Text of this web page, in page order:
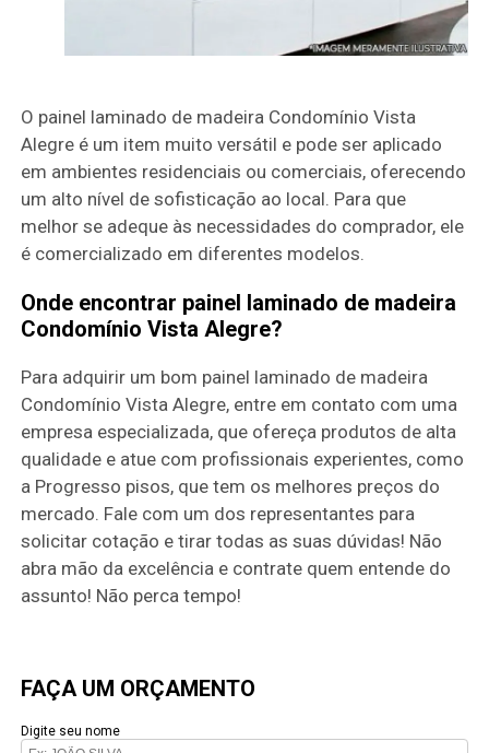
O painel laminado de madeira Condomínio Vista
Alegre é um item muito versátil e pode ser aplicado
em ambientes residenciais ou comerciais, oferecendo
um alto nível de sofisticação ao local. Para que
melhor se adeque às necessidades do comprador, ele
é comercializado em diferentes modelos.
Onde encontrar painel laminado de madeira
Condomínio Vista Alegre?
Para adquirir um bom painel laminado de madeira
Condomínio Vista Alegre, entre em contato com uma
empresa especializada, que ofereça produtos de alta
qualidade e atue com profissionais experientes, como
a Progresso pisos, que tem os melhores preços do
mercado. Fale com um dos representantes para
solicitar cotação e tirar todas as suas dúvidas! Não
abra mão da excelência e contrate quem entende do
assunto! Não perca tempo!
FAÇA UM ORÇAMENTO
Digite seu nome